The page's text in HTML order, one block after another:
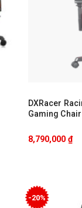
DXRacer
Gaming
8,790,000 ₫
-20%